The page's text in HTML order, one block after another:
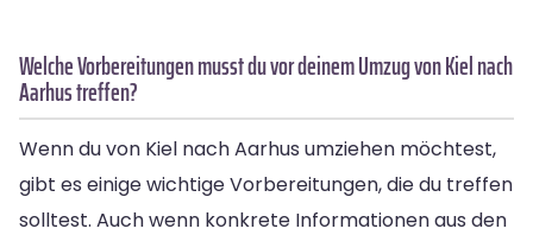
Welche Vorbereitungen musst du vor deinem Umzug von Kiel nach
Aarhus treffen?
Wenn du von Kiel nach Aarhus umziehen möchtest,
gibt es einige wichtige Vorbereitungen, die du treffen
solltest. Auch wenn konkrete Informationen aus den